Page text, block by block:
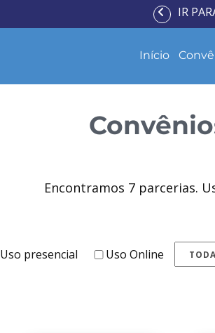
IR
Início
Encontramos 7parcerias.
Uso presencial Uso Online